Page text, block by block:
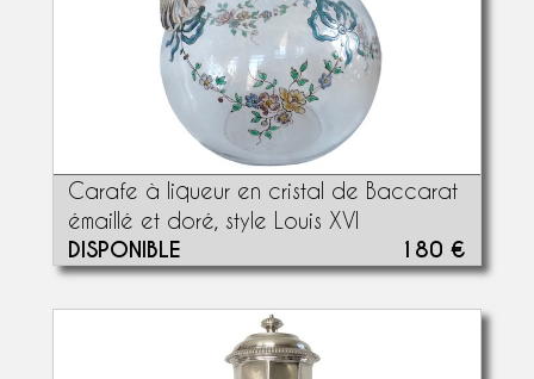
Carafe à liqueur en cristal de Baccarat
émaillé et doré, style Louis XVI
DISPONIBLE 180 €